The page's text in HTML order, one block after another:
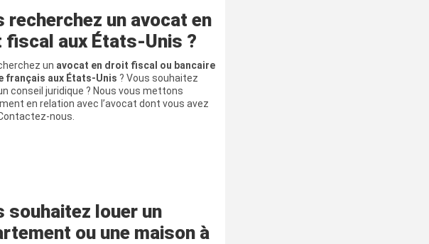
recherchez un avocat en
fiscal aux États-Unis ?
un avocat en droit fiscal ou bancaire
français aux États-Unis ? Vous souhaitez
conseil juridique ? Nous vous mettons
en relation avec l’avocat dont vous avez
nous.
souhaitez louer un
ou une maison à